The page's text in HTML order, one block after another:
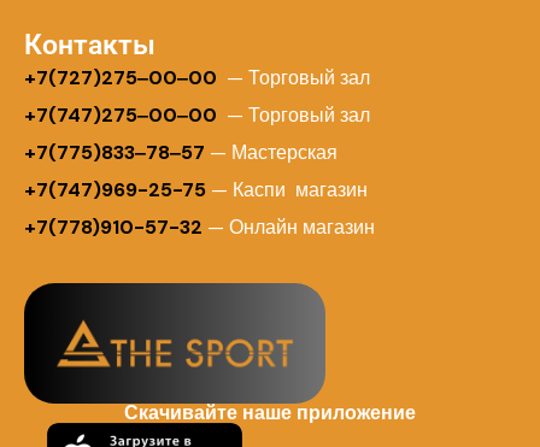
Контакты
+7(727)275‒00‒00 — Торговый зал
+7(747)275‒00‒00 — Торговый зал
+7(775)833‒78‒57 — Мастерская
+7(747)969-25-75 — Каспи магазин
+7(778)910-57-32 — Онлайн магазин
Скачивайте наше приложение